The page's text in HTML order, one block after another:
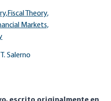
Fiscal Theory,
Markets,
Salerno